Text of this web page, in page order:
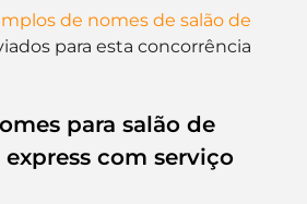
de nomes de salão de
para esta concorrência
para salão de
com serviço